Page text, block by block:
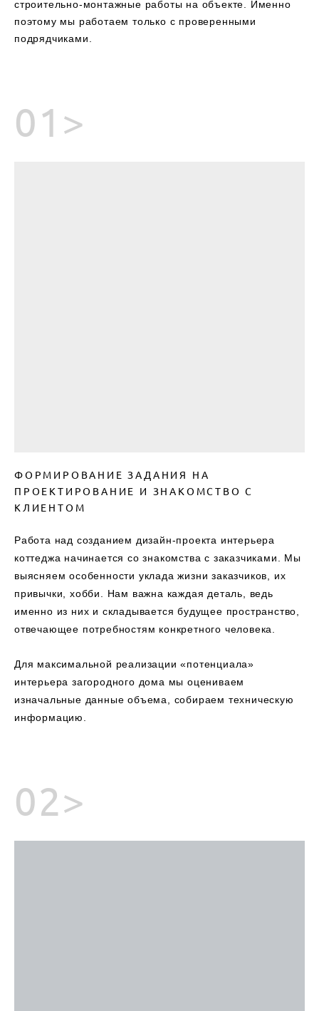
строительно-монтажные работы на объекте. Именно
поэтому мы работаем только с проверенными
подрядчиками.
01>
ФОРМИРОВАНИЕ ЗАДАНИЯ НА
ПРОЕКТИРОВАНИЕ И ЗНАКОМСТВО С
КЛИЕНТОМ
Работа над созданием дизайн-проекта интерьера
коттеджа начинается со знакомства с заказчиками. Мы
выясняем особенности уклада жизни заказчиков, их
привычки, хобби. Нам важна каждая деталь, ведь
именно из них и складывается будущее пространство,
отвечающее потребностям конкретного человека.
Для максимальной реализации «потенциала»
интерьера загородного дома мы оцениваем
изначальные данные объема, собираем техническую
информацию.
02>